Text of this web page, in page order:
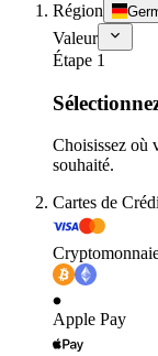
Région
Valeur
Étape 1
Choisissez où
souhaité.
Cartes de
Apple Pay